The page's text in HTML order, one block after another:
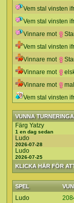
Vem stal vinsten
Vem stal vinsten
Vinnare mot
Vem stal vinsten
Vinnare mot
Vinnare mot
Vinnare mot
Vem stal vinsten
VUNNA
KLICKA HÄR FÖR
Färg Yatzy
1 en dag sedan
Ludo
2026-07-28
Ludo
2026-07-25
SPEL
Ludo